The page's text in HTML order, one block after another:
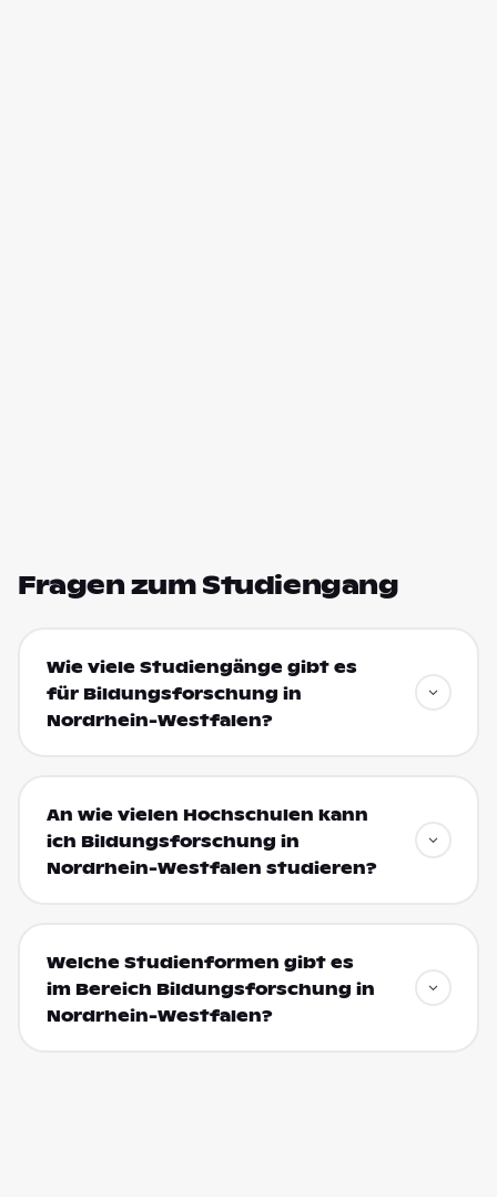
Fragen zum Studiengang
Wie viele Studiengänge gibt es
für Bildungsforschung in
Nordrhein-Westfalen?
An wie vielen Hochschulen kann
ich Bildungsforschung in
Nordrhein-Westfalen studieren?
Welche Studienformen gibt es
im Bereich Bildungsforschung in
Nordrhein-Westfalen?